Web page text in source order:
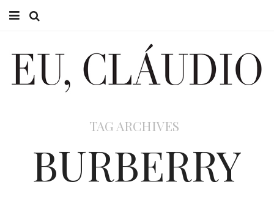
EU CLÁUDIO
EU, PAI
TAG ARCHIVES
BURBERRY